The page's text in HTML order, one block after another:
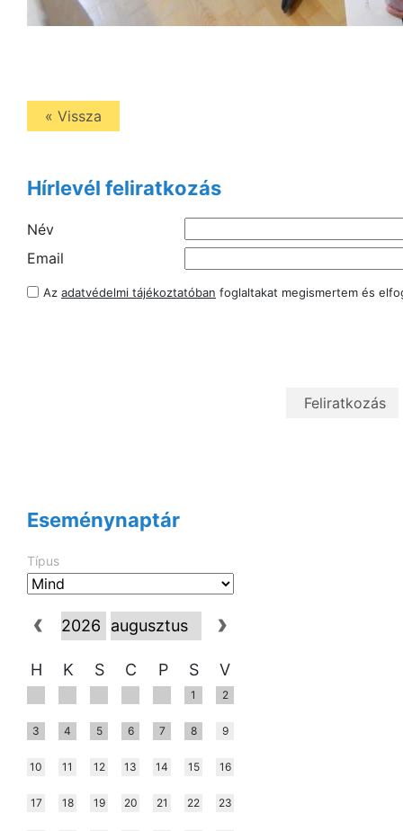
« Vissza
Hírlevél feliratkozás
Név
Email
Az adatvédelmi tájékoztatóban foglaltakat megismertem és
Eseménynaptár
Típus
H K S C P S V
1 2
3 4 5 6 7 8 9
10 11 12 13 14 15 16
17 18 19 20 21 22 23